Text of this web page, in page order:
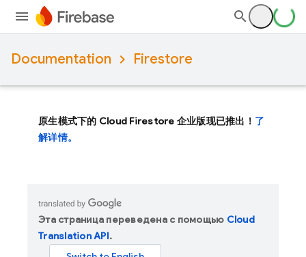
Documentation Firestore
原生模式下的 Cloud Firestore 企业版现已推出！ 了
解详情。
Эта страница переведена с помощью Cloud
Translation API.